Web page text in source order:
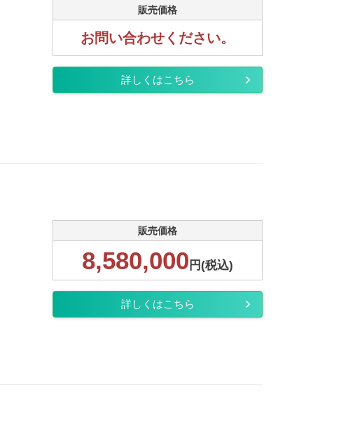
販売価格
お問い合わせください。
詳しくはこちら
販売価格
8,580,000 円(税込)
詳しくはこちら